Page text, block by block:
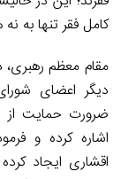
کامل فقر تنها به نه
مقام معظم رهبری،
دیگر اعضای
ضرورت حمایت از
اشاره کرده و
اقشاری ایجاد